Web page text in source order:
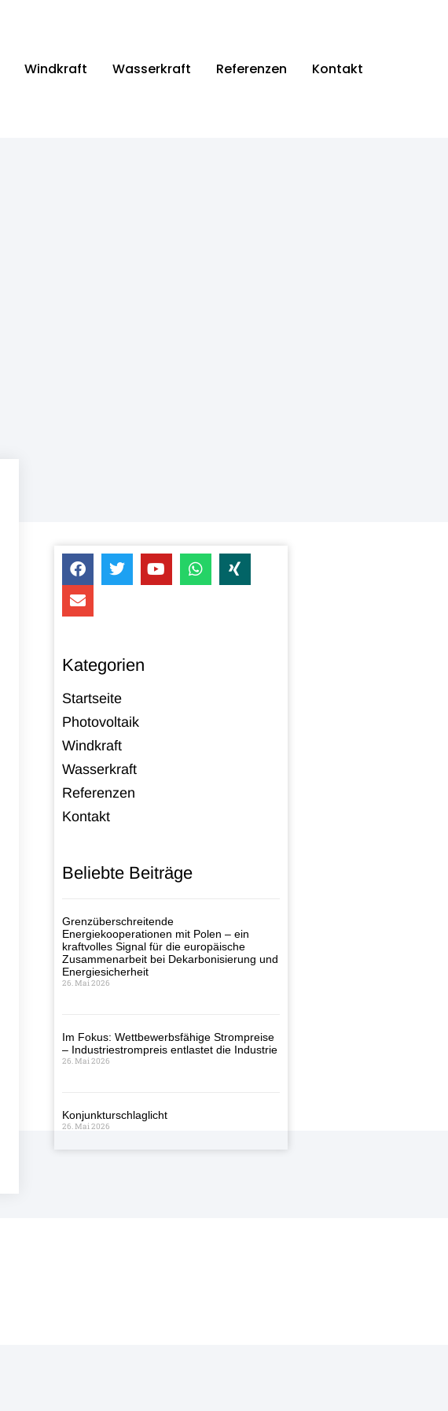
Windkraft Wasserkraft Referenzen Kontakt
Kategorien
Startseite
Photovoltaik
Windkraft
Wasserkraft
Referenzen
Kontakt
Beliebte Beiträge
Grenzüberschreitende
Energiekooperationen mit Polen – ein
kraftvolles Signal für die europäische
Zusammenarbeit bei Dekarbonisierung und
Energiesicherheit
26. Mai 2026
Im Fokus: Wettbewerbsfähige Strompreise
– Industriestrompreis entlastet die Industrie
26. Mai 2026
Konjunkturschlaglicht
26. Mai 2026